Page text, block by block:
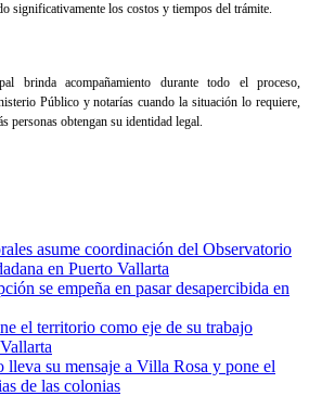
significativamente los costos y tiempos del trámite.
brinda acompañamiento durante todo el proceso,
Público y notarías cuando la situación lo requiere,
personas obtengan su identidad legal.
asume coordinación del Observatorio
en Puerto Vallarta
se empeña en pasar desapercibida en
el territorio como eje de su trabajo
lleva su mensaje a Villa Rosa y pone el
de las colonias